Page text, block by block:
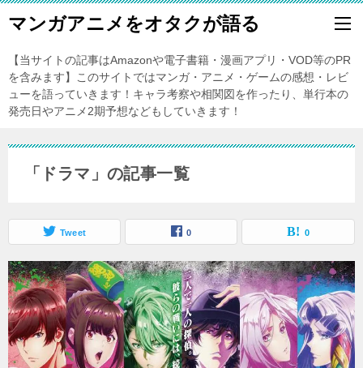
マンガアニメをオタクが語る
【当サイトの記事はAmazonや電子書籍・漫画アプリ・VOD等のPR
を含みます】このサイトではマンガ・アニメ・ゲームの感想・レビ
ューを語っていきます！キャラ考察や相関図を作ったり、単行本の
発売日やアニメ2期予想などもしていきます！
「ドラマ」の記事一覧
Tweet 0 0